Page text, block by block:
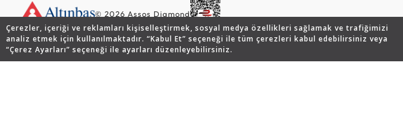
Çerezler, içeriği ve reklamları kişiselleştirmek, sosyal medya özellikleri sağlamak ve trafiğimizi
analiz etmek için kullanılmaktadır. “Kabul Et” seçeneği ile tüm çerezleri kabul edebilirsiniz veya
“Çerez Ayarları” seçeneği ile ayarları düzenleyebilirsiniz.
© 2026 Assos Diamond